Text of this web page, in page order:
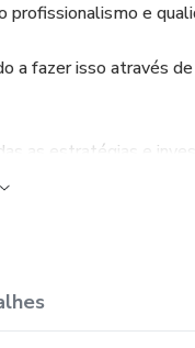
profissionalismo e
a fazer isso através
as estratégias e
neste produto deve